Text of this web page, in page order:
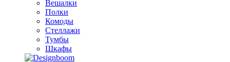
Вешалки
Полки
Комоды
Стеллажи
Тумбы
Шкафы